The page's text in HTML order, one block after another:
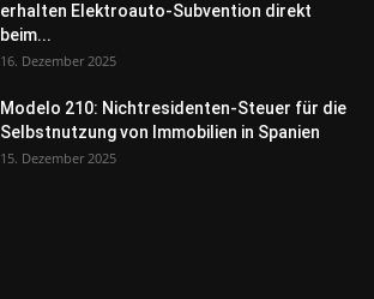
erhalten Elektroauto-Subvention direkt
beim...
16. Dezember 2025
Modelo 210: Nichtresidenten-Steuer für die
Selbstnutzung von Immobilien in Spanien
15. Dezember 2025